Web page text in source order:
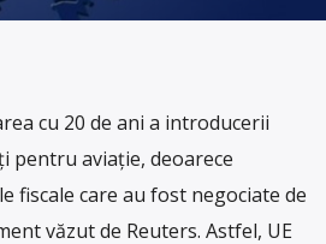
cu 20 de ani a introducerii
pentru aviaţie, deoarece
fiscale care au fost negociate de
văzut de Reuters. Astfel, UE